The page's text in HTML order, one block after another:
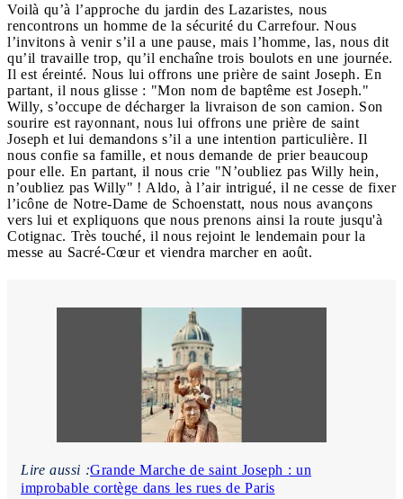
Voilà qu’à l’approche du jardin des Lazaristes, nous
rencontrons un homme de la sécurité du Carrefour. Nous
l’invitons à venir s’il a une pause, mais l’homme, las, nous dit
qu’il travaille trop, qu’il enchaîne trois boulots en une journée.
Il est éreinté. Nous lui offrons une prière de saint Joseph. En
partant, il nous glisse : "Mon nom de baptême est Joseph."
Willy, s’occupe de décharger la livraison de son camion. Son
sourire est rayonnant, nous lui offrons une prière de saint
Joseph et lui demandons s’il a une intention particulière. Il
nous confie sa famille, et nous demande de prier beaucoup
pour elle. En partant, il nous crie "N’oubliez pas Willy hein,
n’oubliez pas Willy" ! Aldo, à l’air intrigué, il ne cesse de fixer
l’icône de Notre-Dame de Schoenstatt, nous nous avançons
vers lui et expliquons que nous prenons ainsi la route jusqu'à
Cotignac. Très touché, il nous rejoint le lendemain pour la
messe au Sacré-Cœur et viendra marcher en août.
Lire aussi :Grande Marche de saint Joseph : un
improbable cortège dans les rues de Paris